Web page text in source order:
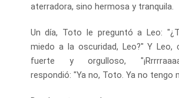
aterradora, sino hermosa y tranquila.
Un día, Toto le preguntó a Leo:
miedo a la oscuridad, Leo?" Y Leo,
fuerte y orgulloso,
respondió: "Ya no, Toto. Ya no tengo